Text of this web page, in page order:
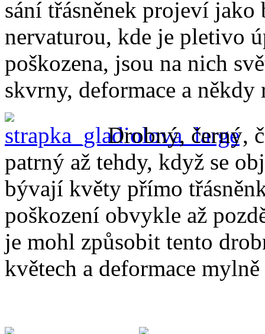
sání třásněnek projeví
nervaturou, kde je pletivo
poškozena, jsou na nich
skvrny, deformace a
Drobný, černý,
patrný až tehdy, když se
bývají květy přímo
poškození obvykle až
je mohl způsobit tento
květech a deformace